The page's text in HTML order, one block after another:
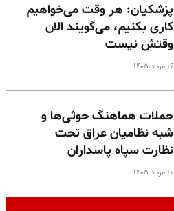
پزشکیان: هر وقت می‌خواهیم
کاری بکنیم، می‌گویند الان
وقتش نیست
۱۶ مرداد ۱۴۰۵
حملات هماهنگ حوثی‌ها و
شبه نظامیان عراق تحت
نظارت سپاه پاسداران
۱۶ مرداد ۱۴۰۵